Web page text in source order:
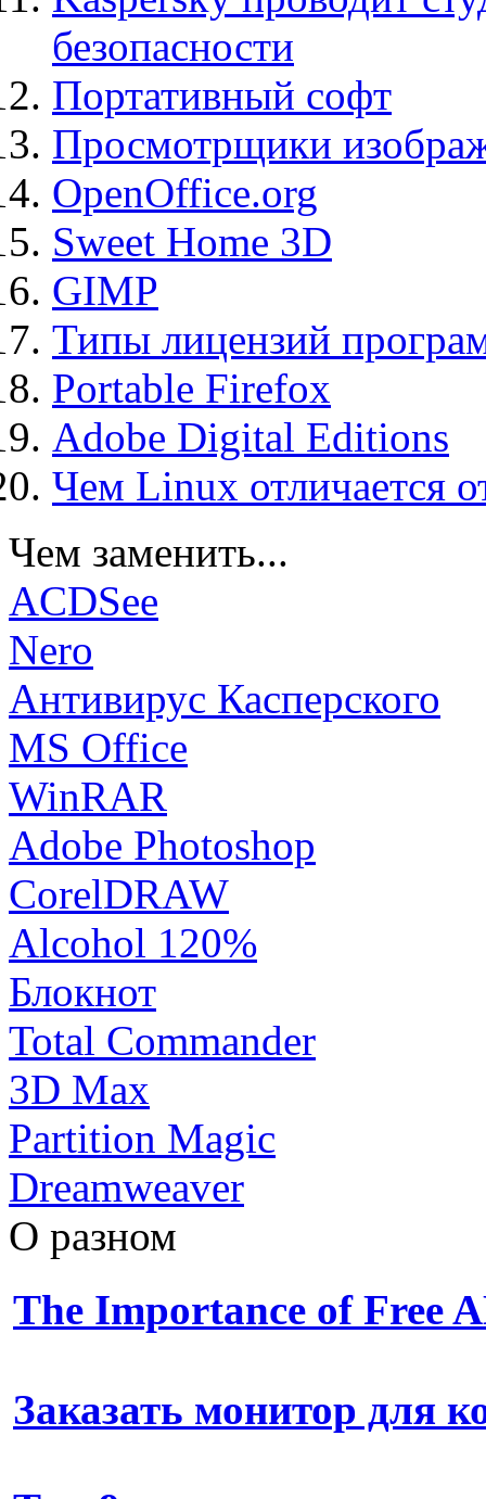
безопасности
Портативный софт
Просмотрщики
OpenOffice.org
Sweet Home 3D
GIMP
Типы лицензий
Portable Firefox
Adobe Digital Editions
Чем Linux отличается
Чем заменить...
ACDSee
Nero
Антивирус Касперского
MS Office
WinRAR
Adobe Photoshop
CorelDRAW
Alcohol 120%
Блокнот
Total Commander
3D Max
Partition Magic
Dreamweaver
О разном
The Importance of Free
Заказать монитор для